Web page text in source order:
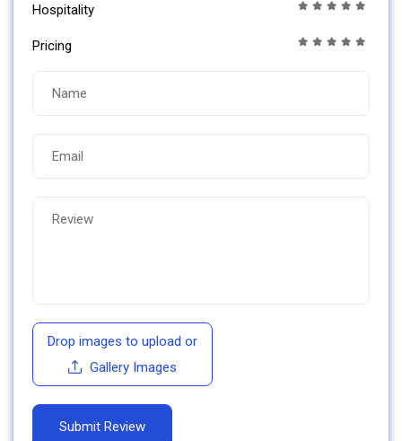
Hospitality
Pricing
Drop images to upload or
Gallery Images